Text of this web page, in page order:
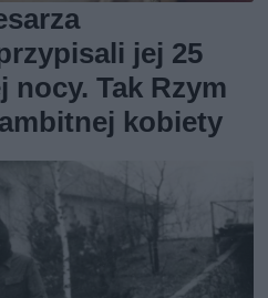
jej 25
nocy. Tak Rzym
kobiety